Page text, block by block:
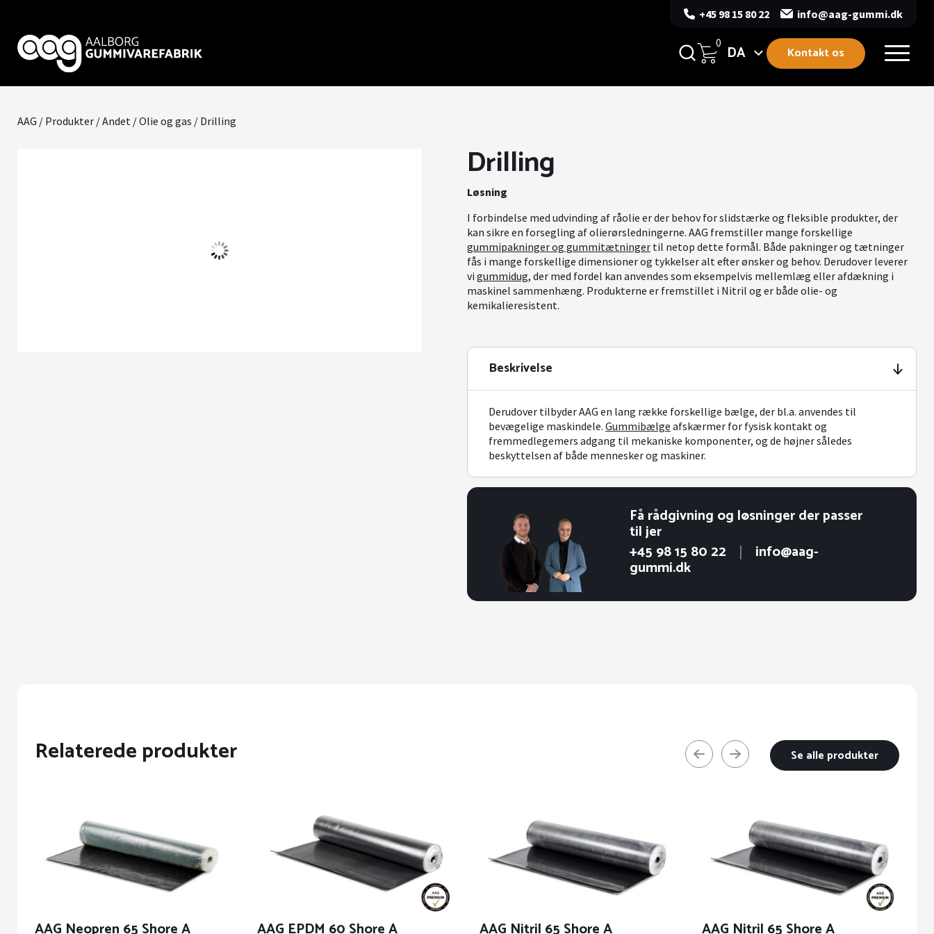
+45 98 15 80 22 info@aag-gummi.dk
0 DA Kontakt os
AAG / Produkter /Andet /Olie og gas / Drilling
Drilling
Løsning
I forbindelse med udvinding af råolie er der behov for slidstærke og fleksible produkter, der
kan sikre en forsegling af olierørsledningerne. AAG fremstiller mange forskellige
gummipakninger og gummitætninger til netop dette formål. Både pakninger og tætninger
fås i mange forskellige dimensioner og tykkelser alt efter ønsker og behov. Derudover leverer
vi gummidug, der med fordel kan anvendes som eksempelvis mellemlæg eller afdækning i
maskinel sammenhæng. Produkterne er fremstillet i Nitril og er både olie- og
kemikalieresistent.
Beskrivelse
Derudover tilbyder AAG en lang række forskellige bælge, der bl.a. anvendes til
bevægelige maskindele. Gummibælge afskærmer for fysisk kontakt og
fremmedlegemers adgang til mekaniske komponenter, og de højner således
beskyttelsen af både mennesker og maskiner.
Få rådgivning og løsninger der passer
til jer
+45 98 15 80 22
info@aag-
gummi.dk
Relaterede produkter Se alle produkter